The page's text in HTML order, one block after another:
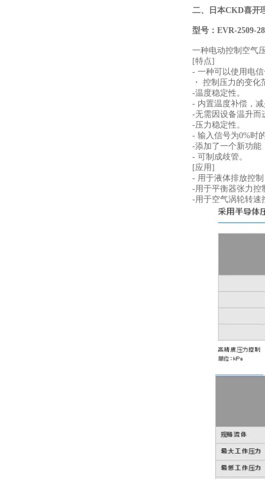
二、 日本CKD喜开
型号：EVR-2509-
一种电动控制空气
[特点]
- 一种可以使用电
・ 控制压力的变
-温度稳定性。
- 内置温度补偿，
-无需因设备温升而
-压力稳定性。
- 输入信号为0%时
-添加了一个新功能
- 可制成歧管。
[应用]
- 用于液体排放控
-用于平衡器张力控
-用于空气涡轮转速